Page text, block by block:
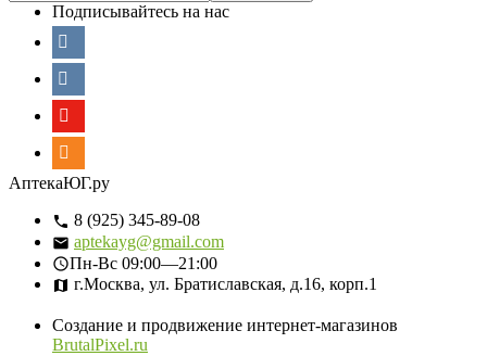
Подписывайтесь на нас
АптекаЮГ.ру
8 (925) 345-89-08
aptekayg@gmail.com
Пн-Вс 09:00—21:00
г.Москва, ул. Братиславская, д.16, корп.1
Создание и продвижение интернет-магазинов
BrutalPixel.ru